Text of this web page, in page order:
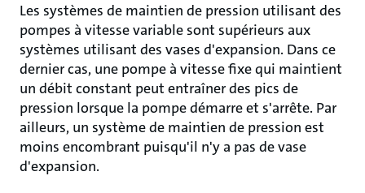
Les systèmes de maintien de pression utilisant des
pompes à vitesse variable sont supérieurs aux
systèmes utilisant des vases d'expansion. Dans ce
dernier cas, une pompe à vitesse fixe qui maintient
un débit constant peut entraîner des pics de
pression lorsque la pompe démarre et s'arrête. Par
ailleurs, un système de maintien de pression est
moins encombrant puisqu'il n'y a pas de vase
d'expansion.